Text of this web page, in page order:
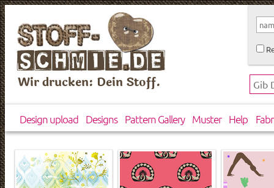
Wir drucken: Dein Stoff.
Design upload Designs Pattern Gallery Muster Help